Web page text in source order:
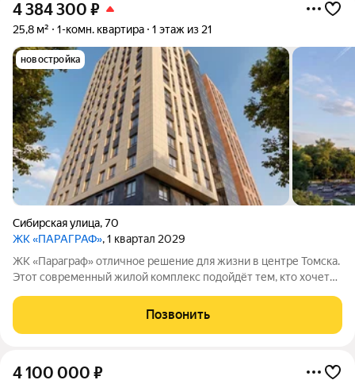
4 384 300 ₽
25,8 м² 1-комн. квартира 1 этаж из 21
новостройка
Сибирская улица,70
ЖК «ПАРАГРАФ», 1 квартал 2029
ЖК «Параграф» отличное решение для жизни в центре Томска.
Этот современный жилой комплекс подойдёт тем, кто хочет
взвешенные решения. Расположение одно из главных
преимуществ: рядом находятся места
Позвонить
4 100 000 ₽